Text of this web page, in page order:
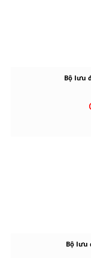
Bộ lưu
Bộ lưu